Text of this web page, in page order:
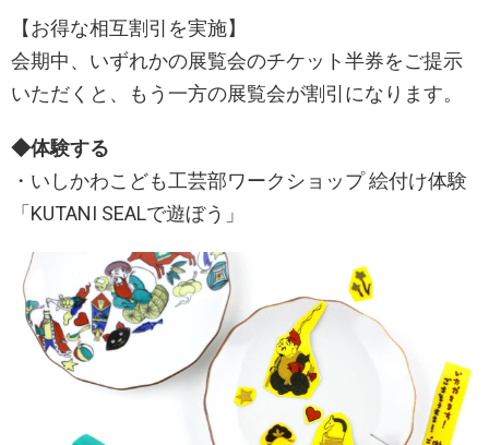
【お得な相互割引を実施】
会期中、いずれかの展覧会のチケット半券をご提示
いただくと、もう一方の展覧会が割引になります。
◆体験する
・いしかわこども工芸部ワークショップ 絵付け体験
「KUTANI SEALで遊ぼう」